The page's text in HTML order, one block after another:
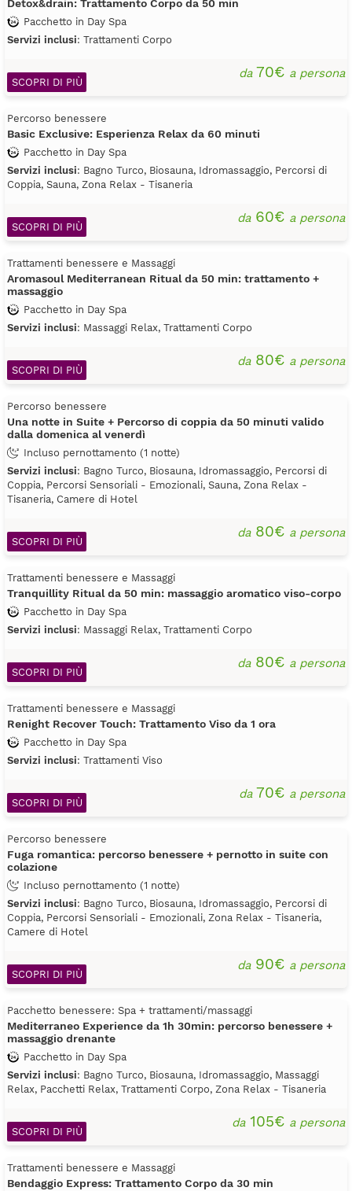
Detox&drain: Trattamento Corpo da 50 min
Pacchetto in Day Spa
Servizi inclusi: Trattamenti Corpo
da70€ a persona
SCOPRI DI PIÙ
Percorso benessere
Basic Exclusive: Esperienza Relax da 60 minuti
Pacchetto in Day Spa
Servizi inclusi: Bagno Turco, Biosauna, Idromassaggio, Percorsi di
Coppia, Sauna, Zona Relax - Tisaneria
da60€ a persona
SCOPRI DI PIÙ
Trattamenti benessere e Massaggi
Aromasoul Mediterranean Ritual da 50 min: trattamento +
massaggio
Pacchetto in Day Spa
Servizi inclusi: Massaggi Relax, Trattamenti Corpo
da80€ a persona
SCOPRI DI PIÙ
Percorso benessere
Una notte in Suite + Percorso di coppia da 50 minuti valido
dalla domenica al venerdì
Incluso pernottamento (1 notte)
Servizi inclusi: Bagno Turco, Biosauna, Idromassaggio, Percorsi di
Coppia, Percorsi Sensoriali - Emozionali, Sauna, Zona Relax -
Tisaneria, Camere di Hotel
da80€ a persona
SCOPRI DI PIÙ
Trattamenti benessere e Massaggi
Tranquillity Ritual da 50 min: massaggio aromatico viso-corpo
Pacchetto in Day Spa
Servizi inclusi: Massaggi Relax, Trattamenti Corpo
da80€ a persona
SCOPRI DI PIÙ
Trattamenti benessere e Massaggi
Renight Recover Touch: Trattamento Viso da 1 ora
Pacchetto in Day Spa
Servizi inclusi: Trattamenti Viso
da70€ a persona
SCOPRI DI PIÙ
Percorso benessere
Fuga romantica: percorso benessere + pernotto in suite con
colazione
Incluso pernottamento (1 notte)
Servizi inclusi: Bagno Turco, Biosauna, Idromassaggio, Percorsi di
Coppia, Percorsi Sensoriali - Emozionali, Zona Relax - Tisaneria,
Camere di Hotel
da90€ a persona
SCOPRI DI PIÙ
Pacchetto benessere: Spa + trattamenti/massaggi
Mediterraneo Experience da 1h 30min: percorso benessere +
massaggio drenante
Pacchetto in Day Spa
Servizi inclusi: Bagno Turco, Biosauna, Idromassaggio, Massaggi
Relax, Pacchetti Relax, Trattamenti Corpo, Zona Relax - Tisaneria
da105€ a persona
SCOPRI DI PIÙ
Trattamenti benessere e Massaggi
Bendaggio Express: Trattamento Corpo da 30 min